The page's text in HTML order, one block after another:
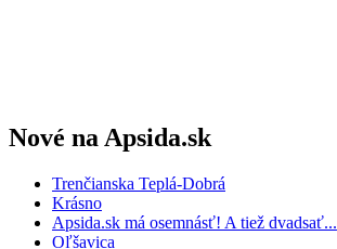
Nové na Apsida.sk
Trenčianska Teplá-Dobrá
Krásno
Apsida.sk má osemnásť! A tiež dvadsať...
Oľšavica